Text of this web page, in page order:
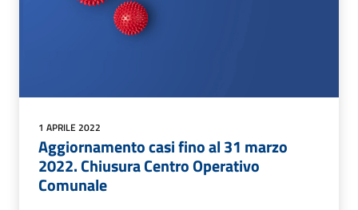
1 APRILE 2022
Aggiornamento casi fino al 31 marzo
2022. Chiusura Centro Operativo
Comunale